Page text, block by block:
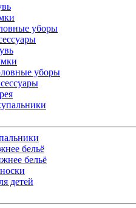
уборы
уборы
бельё
бельё
детей